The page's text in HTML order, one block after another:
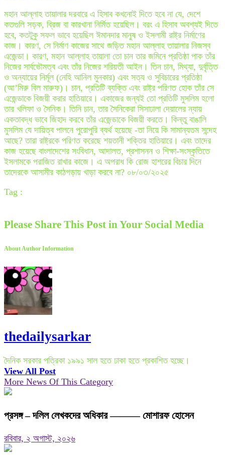
মহান আল্লাহ তায়ালার দরবারে এ হিসাব কখনোই দিতে হবে না যে, দেশে
কতগুলি সড়ক, ব্রিজ বা কারখানা নির্মিত হয়েছিল। বরং এ হিসাব অবশ্যই দিতে
হবে, কতটুকু সফল ভাবে হয়েছিল ঈমানদার মানুষ ও ইসলামী রাষ্ট্র নির্মাণের
কাজ। কারণ, সে নির্মাণ কাজের সাথে জড়িত মহান আল্লাহ তায়ালার নিজস্ব
এজেন্ডা। কারণ, মহান আল্লাহ তায়ালা তো চান তার জমিনে প্রতিষ্ঠা পাক তাঁর
নিজের সার্বভৌমত্ব এবং তাঁর নিজের শরিয়তী আইন। তিন চান, মিথ্যা, দুর্বৃত্তি
ও অন্যায়ের নির্মূল (নেহি আনিল মুনকার) এবং সত্য ও সুবিচারের প্রতিষ্ঠা
(আ’মিরু বিল মারুফ)। চান, প্রতিটি ব্যক্তি এবং রাষ্ট্র পরিণত হোক তাঁর সে
এজেন্ডাকে বিজয়ী করার হাতিয়ারে। একাজের জন্যই তো প্রতিটি মুসলিম হলো
তার খলিফা ও সৈনিক। তিনি চান, তার সৈনিকেরা সিসাঢালা দেয়ালের ন্যায়
একতাবদ্ধ ভাবে জিহাদ করবে তাঁর এজেন্ডাকে বিজয়ী করতে। কিন্তু বাঙালি
মুসলিম যে দায়িত্ব পালনে পুরোপুরি ব্যর্থ হয়েছে -তা নিয়ে কি সামান্যতম সন্দেহ
আছে? তারা রাষ্ট্রকে পরিণত করেছে শয়তানী শক্তির হাতিয়ারে। এবং তাদের
কাজ হয়েছে বাংলাদেশের সংবিধান, আদালত, প্রশাসনন ও শিক্ষা-সংস্কৃতিতে
ইসলামকে পরাজিত রাখার কাজে। এ অপরাধ কি রোজ হাশরের বিচার দিনে
তাদেরকে আসামীর কাঠগড়ায় খাড়া করবে না? ০৮/০৩/২০২৫
Tag :
Please Share This Post in Your Social Media
About Author Information
thedailysarkar
দৈনিক সরকার পত্রিকা ১৯৯১ সাল হতে ঢাকা হতে প্রকাশিত হচ্ছে।
View All Post
More News Of This Category
প্রসঙ্গ – দলিল লেখকদের অধিকার ——— মোশারফ হোসেন
রবিবার, ২ অগাস্ট, ২০২৬